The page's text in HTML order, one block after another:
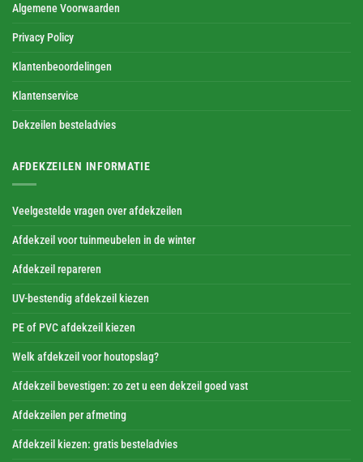
Algemene Voorwaarden
Privacy Policy
Klantenbeoordelingen
Klantenservice
Dekzeilen besteladvies
AFDEKZEILEN INFORMATIE
Veelgestelde vragen over afdekzeilen
Afdekzeil voor tuinmeubelen in de winter
Afdekzeil repareren
UV-bestendig afdekzeil kiezen
PE of PVC afdekzeil kiezen
Welk afdekzeil voor houtopslag?
Afdekzeil bevestigen: zo zet u een dekzeil goed vast
Afdekzeilen per afmeting
Afdekzeil kiezen: gratis besteladvies